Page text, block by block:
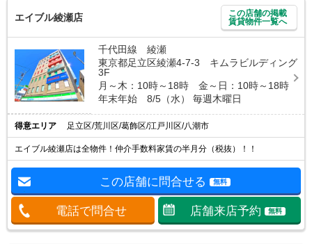
エイブル綾瀬店
この店舗の掲載
賃貸物件一覧へ
千代田線 綾瀬
東京都足立区綾瀬4-7-3 キムラビルディング
3F
月～木：10時～18時 金～日：10時～18時
年末年始 8/5（水） 毎週木曜日
得意エリア 足立区/荒川区/葛飾区/江戸川区/八潮市
エイブル綾瀬店は全物件！仲介手数料家賃の半月分（税抜）！！
この店舗に問合せる 無料
電話で問合せ 店舗来店予約 無料